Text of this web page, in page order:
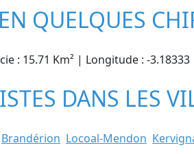
QUELQUES
: 15.71 Km² | Longitude : -
DANS LES
Brandérion Locoal-Mendon